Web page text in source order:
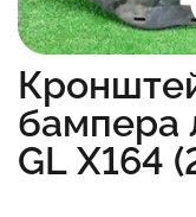
бампера
GL X164